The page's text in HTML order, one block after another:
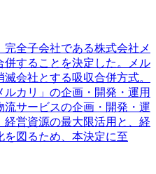
全子会社である株式会社メ
併することを決定した。メル
会社とする吸収合併方式。
カリ」の企画・開発・運用
サービスの企画・開発・運
営資源の最大限活用と、経
図るため、本決定に至